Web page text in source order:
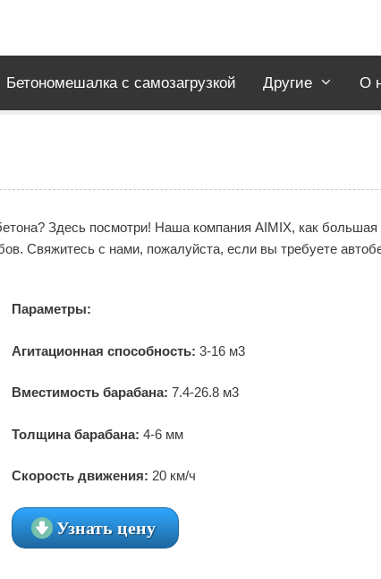
Бетономешалка с самозагрузкой Другие О
Здесь посмотри! Наша компания AIMIX, как
Свяжитесь с нами, пожалуйста, если вы требуете
Параметры:
Агитационная способность: 3-16 м3
Вместимость барабана: 7.4-26.8 м3
Толщина барабана: 4-6 мм
Скорость движения: 20 км/ч
Узнать цену